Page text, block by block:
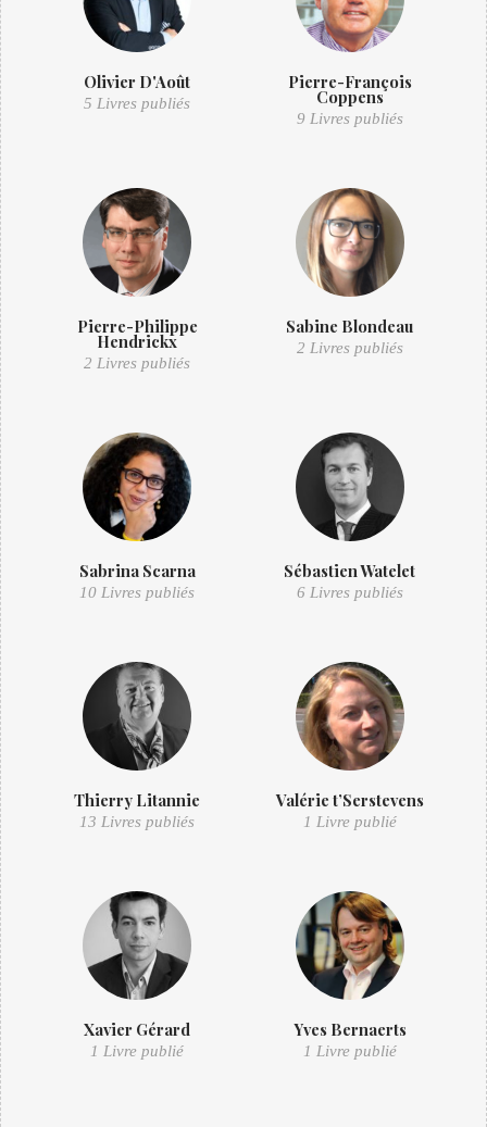
Olivier D'Août
5 Livres publiés
Pierre-François
Coppens
9 Livres publiés
Pierre-Philippe
Hendrickx
2 Livres publiés
Sabine Blondeau
2 Livres publiés
Sabrina Scarna
10 Livres publiés
Sébastien Watelet
6 Livres publiés
Thierry Litannie
13 Livres publiés
Valérie t’Serstevens
1 Livre publié
Xavier Gérard
1 Livre publié
Yves Bernaerts
1 Livre publié